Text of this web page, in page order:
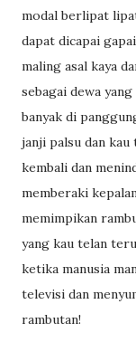
modal berlipat
dapat dicapai
maling asal kaya
sebagai dewa
banyak di
janji palsu dan
kembali dan
memberaki
memimpikan
yang kau telan
ketika manusia
televisi dan
rambutan!